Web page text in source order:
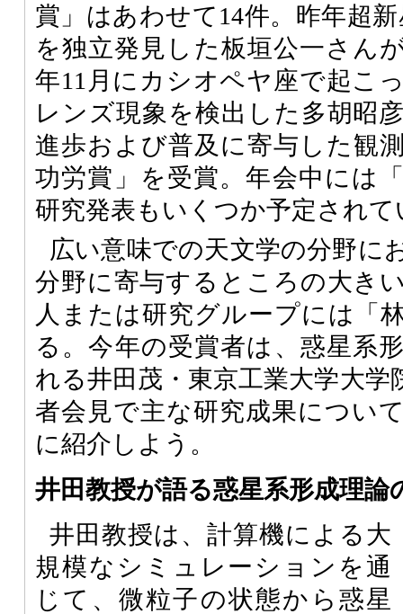
賞」はあわせて14件。昨年超
を独立発見した板垣公一さん
年11月にカシオペヤ座で起こ
レンズ現象を検出した多胡昭
進歩および普及に寄与した観
功労賞」を受賞。年会中には
研究発表もいくつか予定されて
広い意味での天文学の分野に
分野に寄与するところの大き
人または研究グループには「
る。今年の受賞者は、惑星系
れる井田茂・東京工業大学大学
者会見で主な研究成果につい
に紹介しよう。
井田教授が語る惑星系形成理論
井田教授は、計算機による大
規模なシミュレーションを通
じて、微粒子の状態から惑星